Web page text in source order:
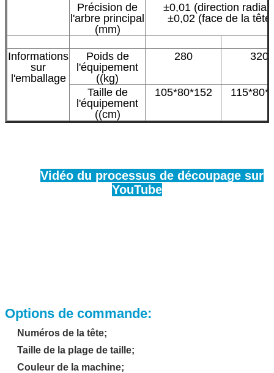
Précision de
l'arbre principal
(mm)
±0,01 (direction
±0,02 (face de la tête)
Informations
sur
l'emballage
Poids de
l'équipement
((kg)
280 320
Taille de
l'équipement
((cm)
105*80*152
Vidéo du processus de découpage sur
YouTube
Options de commande:
Numéros de la tête;
Taille de la plage de taille;
Couleur de la machine;